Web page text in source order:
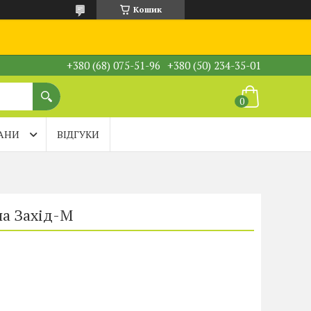
Кошик
+380 (68) 075-51-96 +380 (50) 234-35-01
ВІДГУКИ
Захід-М